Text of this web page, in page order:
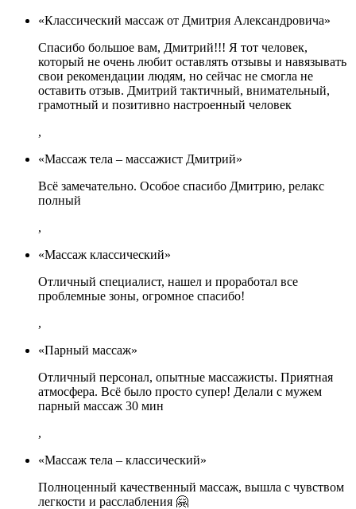
«Классический массаж от Дмитрия Александровича»
Спасибо большое вам, Дмитрий!!! Я тот человек,
который не очень любит оставлять отзывы и навязывать
свои рекомендации людям, но сейчас не смогла не
оставить отзыв. Дмитрий тактичный, внимательный,
грамотный и позитивно настроенный человек
,
«Массаж тела – массажист Дмитрий»
Всё замечательно. Особое спасибо Дмитрию, релакс
полный
,
«Массаж классический»
Отличный специалист, нашел и проработал все
проблемные зоны, огромное спасибо!
,
«Парный массаж»
Отличный персонал, опытные массажисты. Приятная
атмосфера. Всё было просто супер! Делали с мужем
парный массаж 30 мин
,
«Массаж тела – классический»
Полноценный качественный массаж, вышла с чувством
легкости и расслабления 🤗